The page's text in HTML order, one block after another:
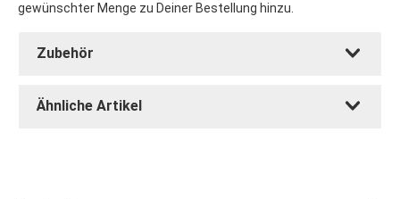
gewünschter Menge zu Deiner Bestellung hinzu.
Zubehör
Ähnliche Artikel